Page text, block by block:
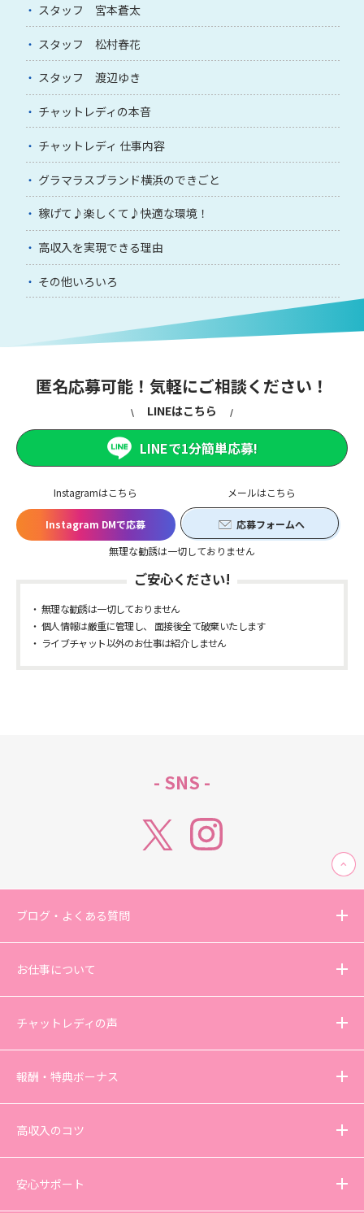
スタッフ 宮本蒼太
スタッフ 松村春花
スタッフ 渡辺ゆき
チャットレディの本音
チャットレディ 仕事内容
グラマラスブランド横浜のできごと
稼げて♪楽しくて♪快適な環境！
高収入を実現できる理由
その他いろいろ
匿名応募可能！気軽にご相談ください！
Instagramはこちら
Instagram DMで応募
メールはこちら
応募フォームへ
無理な勧誘は一切しておりません
LINEはこちら
LINEで1分簡単応募!
ご安心ください!
無理な勧誘は一切しておりません
個人情報は厳重に管理し、 面接後全て破棄いたします
ライブチャット以外のお仕事は紹介しません
- SNS -
ブログ・よくある質問
お仕事について
チャットレディの声
報酬・特典ボーナス
高収入のコツ
安心サポート